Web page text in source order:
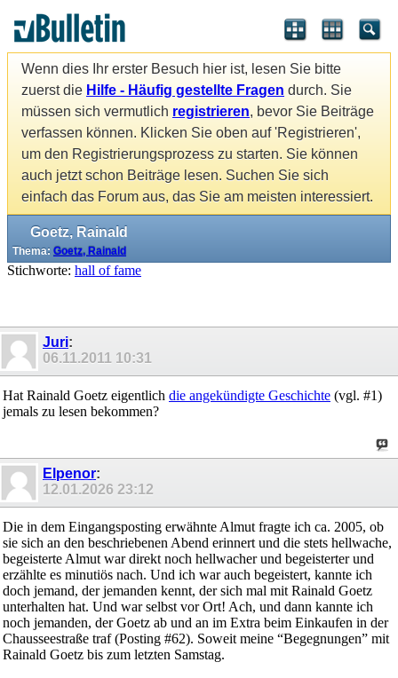
Wenn dies Ihr erster Besuch hier ist, lesen Sie bitte
zuerst die Hilfe - Häufig gestellte Fragen durch. Sie
müssen sich vermutlich registrieren, bevor Sie Beiträge
verfassen können. Klicken Sie oben auf 'Registrieren',
um den Registrierungsprozess zu starten. Sie können
auch jetzt schon Beiträge lesen. Suchen Sie sich
einfach das Forum aus, das Sie am meisten interessiert.
Goetz, Rainald
Thema: Goetz, Rainald
Stichworte: hall of fame
Juri:
06.11.2011 10:31
Hat Rainald Goetz eigentlich die angekündigte Geschichte (vgl. #1)
jemals zu lesen bekommen?
Elpenor:
12.01.2026 23:12
Die in dem Eingangsposting erwähnte Almut fragte ich ca. 2005, ob
sie sich an den beschriebenen Abend erinnert und die stets hellwache,
begeisterte Almut war direkt noch hellwacher und begeisterter und
erzählte es minutiös nach. Und ich war auch begeistert, kannte ich
doch jemand, der jemanden kennt, der sich mal mit Rainald Goetz
unterhalten hat. Und war selbst vor Ort! Ach, und dann kannte ich
noch jemanden, der Goetz ab und an im Extra beim Einkaufen in der
Chausseestraße traf (Posting #62). Soweit meine “Begegnungen” mit
Rainald Goetz bis zum letzten Samstag.